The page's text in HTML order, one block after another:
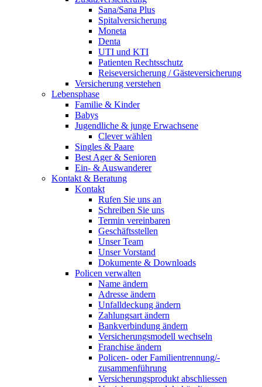
Sana/Sana Plus
Spitalversicherung
Moneta
Denta
UTI und KTI
Patienten Rechtsschutz
Reiseversicherung / Gästeversicherung
Versicherung verstehen
Lebensphase
Familie & Kinder
Babys
Jugendliche & junge Erwachsene
Clever wählen
Singles & Paare
Best Ager & Senioren
Ein- & Auswanderer
Kontakt & Beratung
Kontakt
Rufen Sie uns an
Schreiben Sie uns
Termin vereinbaren
Geschäftsstellen
Unser Team
Unser Vorstand
Dokumente & Downloads
Policen verwalten
Name ändern
Adresse ändern
Unfalldeckung ändern
Zahlungsart ändern
Bankverbindung ändern
Versicherungsmodell wechseln
Franchise ändern
Policen- oder Familientrennung/-
zusammenführung
Versicherungsprodukt abschliessen